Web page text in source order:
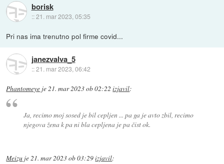
borisk
::21. mar 2023, 05:35
Pri nas ima trenutno pol firme covid...
janezvalva_5
::21. mar 2023, 06:42
Phantomeye je21. mar 2023 ob 02:22 izjavil:
Ja, recimo moj sosed je bil cepljen ... pa ga je avto zbil, recimo
njegova žena k pa ni bla cepljena je pa čist ok.
Meizu je21. mar 2023 ob 03:29izjavil: